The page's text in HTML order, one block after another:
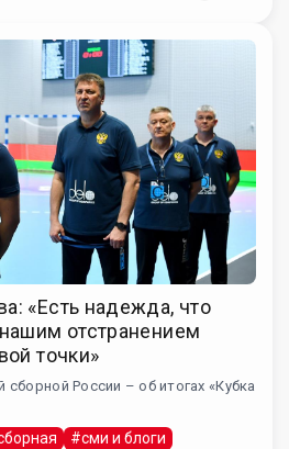
«Есть надежда, что
отстранением
точки»
России – об итогах «Кубка
#сми и блоги